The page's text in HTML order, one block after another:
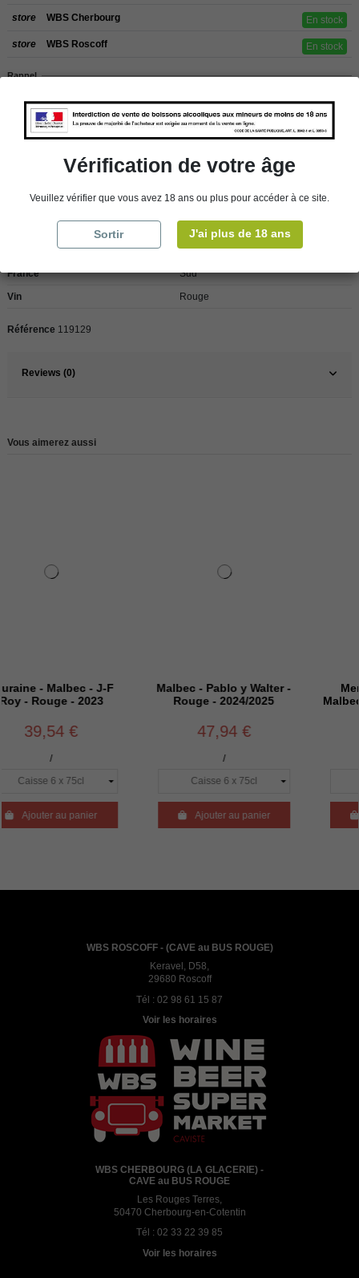
store WBS Cherbourg En stock
store WBS Roscoff En stock
Rappel
clients de l’étranger, retrait sur place dans nos magasins de ROSCOFF ou
CHERBOURG.
Détails du produit
France
France Sud
Vin Rouge
Référence 119129
Reviews (0)
Vous aimerez aussi
- J-F
- 2023
panier
Malbec - Pablo y Walter -
Rouge - 2024/2025
Ajouter au panier
Mendoza -
Malbec - Réserve
Ajouter au
WBS ROSCOFF - (CAVE au BUS ROUGE)
Keravel, D58,
29680 Roscoff
Tél : 02 98 61 15 87
Voir les horaires
WBS CHERBOURG (LA GLACERIE) -
CAVE au BUS ROUGE
Les Rouges Terres,
50470 Cherbourg-en-Cotentin
Tél : 02 33 22 39 85
Voir les horaires
Vérification de votre âge
Veuillez vérifier que vous avez 18 ans ou plus pour accéder à ce site.
Sortir J'ai plus de 18 ans